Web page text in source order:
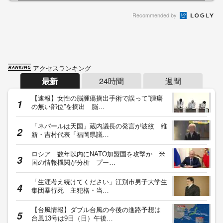
Recommended by
アクセスランキング
最新 24時間 週間
【速報】女性の脳腫瘍摘出手術で誤って“腫瘍
の無い部位”を摘出 脳…
「ネパールは天国」蔵内議長の発言が波紋 維
新・吉村代表「福岡県議…
ロシア 数年以内にNATO加盟国を攻撃か 米
国の情報機関が分析 プー…
「生涯考え続けてください」江別市男子大学生
集団暴行死 主犯格・当…
【台風情報】ダブル台風の今後の進路予想は
台風13号は9日（日）午後…